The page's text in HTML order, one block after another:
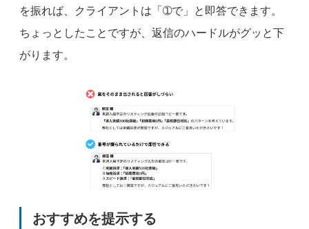
を振れば、クライアントは「➀で」と即答できます。
ちょっとしたことですが、返信のハードルがグッと下
がります。
おすすめを提示する